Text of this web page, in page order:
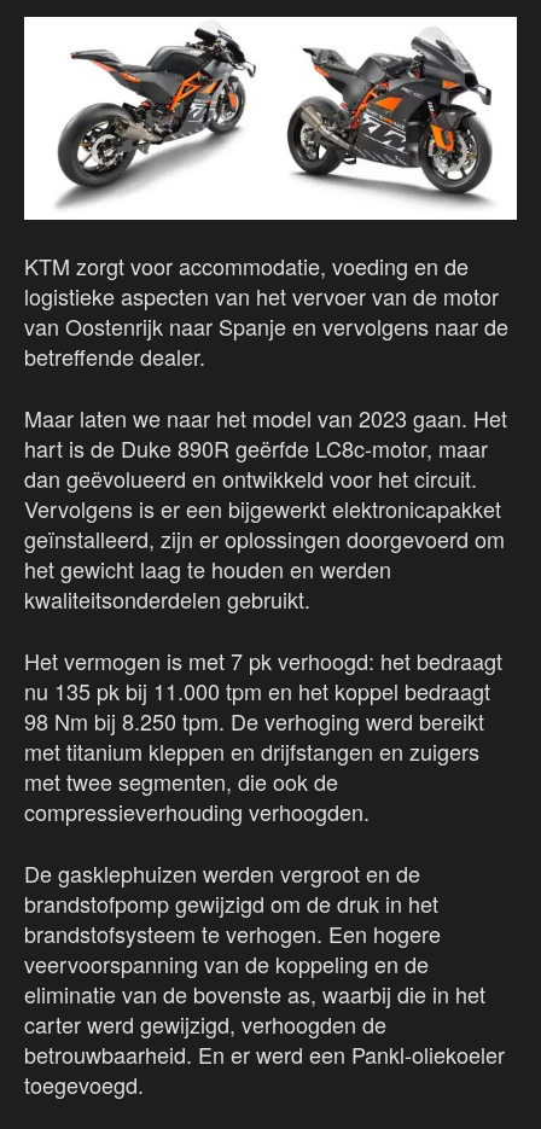
KTM zorgt voor accommodatie, voeding en de
logistieke aspecten van het vervoer van de motor
van Oostenrijk naar Spanje en vervolgens naar de
betreffende dealer.
Maar laten we naar het model van 2023 gaan. Het
hart is de Duke 890R geërfde LC8c-motor, maar
dan geëvolueerd en ontwikkeld voor het circuit.
Vervolgens is er een bijgewerkt elektronicapakket
geïnstalleerd, zijn er oplossingen doorgevoerd om
het gewicht laag te houden en werden
kwaliteitsonderdelen gebruikt.
Het vermogen is met 7 pk verhoogd: het bedraagt
nu 135 pk bij 11.000 tpm en het koppel bedraagt
98 Nm bij 8.250 tpm. De verhoging werd bereikt
met titanium kleppen en drijfstangen en zuigers
met twee segmenten, die ook de
compressieverhouding verhoogden.
De gasklephuizen werden vergroot en de
brandstofpomp gewijzigd om de druk in het
brandstofsysteem te verhogen. Een hogere
veervoorspanning van de koppeling en de
eliminatie van de bovenste as, waarbij die in het
carter werd gewijzigd, verhoogden de
betrouwbaarheid. En er werd een Pankl-oliekoeler
toegevoegd.